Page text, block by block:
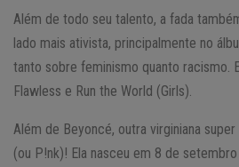
Além de todo seu talento, a fada
lado mais ativista, principalmente no
tanto sobre feminismo quanto racismo.
Flawless e Run the World (Girls).
Além de Beyoncé, outra virginiana
(ou P!nk)! Ela nasceu em 8 de